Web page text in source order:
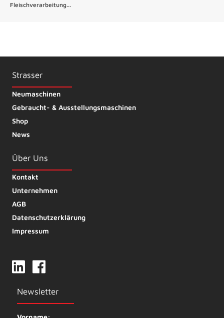
Fleischverarbeitung...
Strasser
Neumaschinen
Gebraucht- & Ausstellungsmaschinen
Shop
News
Über Uns
Kontakt
Unternehmen
AGB
Datenschutzerklärung
Impressum
Newsletter